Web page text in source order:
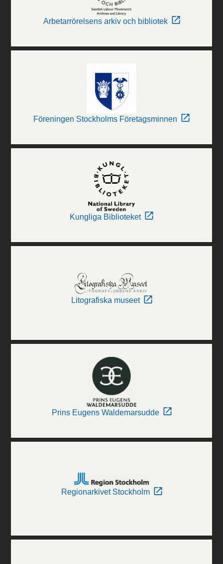
Arbetarrörelsens arkiv och bibliotek
Föreningen Stockholms Företagsminnen
Kungliga Biblioteket
Litografiska museet
Prins Eugens Waldemarsudde
Regionarkivet Stockholm